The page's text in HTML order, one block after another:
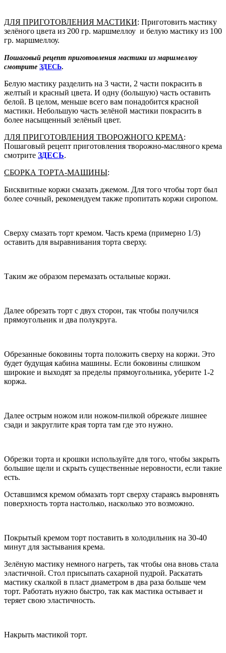
ДЛЯ ПРИГОТОВЛЕНИЯ МАСТИКИ: Приготовить мастику
зелёного цвета из 200 гр. маршмеллоу и белую мастику из 100
гр. маршмеллоу.
Пошаговый рецепт приготовления мастики из маршмеллоу
смотрите ЗДЕСЬ.
Белую мастику разделить на 3 части, 2 части покрасить в
желтый и красный цвета. И одну (большую) часть оставить
белой. В целом, меньше всего вам понадобится красной
мастики. Небольшую часть зелёной мастики покрасить в
более насыщенный зелёный цвет.
ДЛЯ ПРИГОТОВЛЕНИЯ ТВОРОЖНОГО КРЕМА:
Пошаговый рецепт приготовления творожно-масляного крема
смотрите ЗДЕСЬ.
СБОРКА ТОРТА-МАШИНЫ:
Бисквитные коржи смазать джемом. Для того чтобы торт был
более сочный, рекомендуем также пропитать коржи сиропом.
Сверху смазать торт кремом. Часть крема (примерно 1/3)
оставить для выравнивания торта сверху.
Таким же образом перемазать остальные коржи.
Далее обрезать торт с двух сторон, так чтобы получился
прямоугольник и два полукруга.
Обрезанные боковины торта положить сверху на коржи. Это
будет будущая кабина машины. Если боковины слишком
широкие и выходят за пределы прямоугольника, уберите 1-2
коржа.
Далее острым ножом или ножом-пилкой обрежьте лишнее
сзади и закруглите края торта там где это нужно.
Обрезки торта и крошки используйте для того, чтобы закрыть
большие щели и скрыть существенные неровности, если такие
есть.
Оставшимся кремом обмазать торт сверху стараясь выровнять
поверхность торта настолько, насколько это возможно.
Покрытый кремом торт поставить в холодильник на 30-40
минут для застывания крема.
Зелёную мастику немного нагреть, так чтобы она вновь стала
эластичной. Стол присыпать сахарной пудрой. Раскатать
мастику скалкой в пласт диаметром в два раза больше чем
торт. Работать нужно быстро, так как мастика остывает и
теряет свою эластичность.
Накрыть мастикой торт.